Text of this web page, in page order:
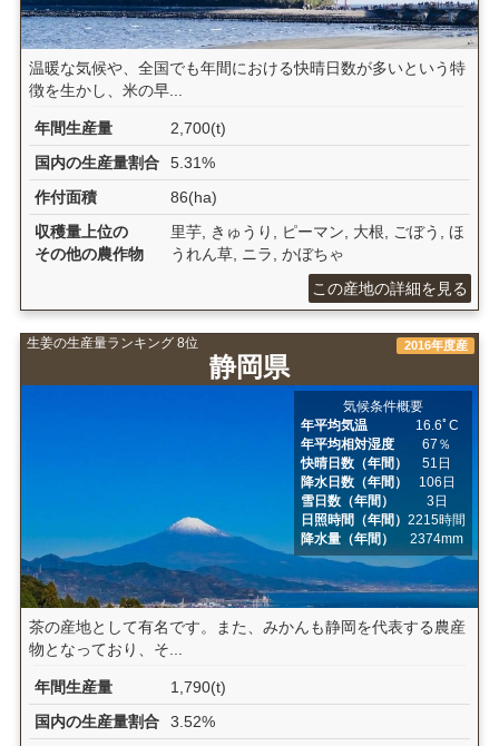
温暖な気候や、全国でも年間における快晴日数が多いという特
徴を生かし、米の早...
年間生産量
2,700(t)
国内の生産量割合
5.31%
作付面積
86(ha)
収穫量上位の
その他の農作物
里芋, きゅうり, ピーマン, 大根, ごぼう, ほ
うれん草, ニラ, かぼちゃ
この産地の詳細を見る
生姜の生産量ランキング 8位
静岡県
2016年度産
気候条件概要
年平均気温
16.6ﾟC
年平均相対湿度
67％
快晴日数（年間）
51日
降水日数（年間）
106日
雪日数（年間）
3日
日照時間（年間）2215時間
降水量（年間）
2374mm
茶の産地として有名です。また、みかんも静岡を代表する農産
物となっており、そ...
年間生産量
1,790(t)
国内の生産量割合
3.52%